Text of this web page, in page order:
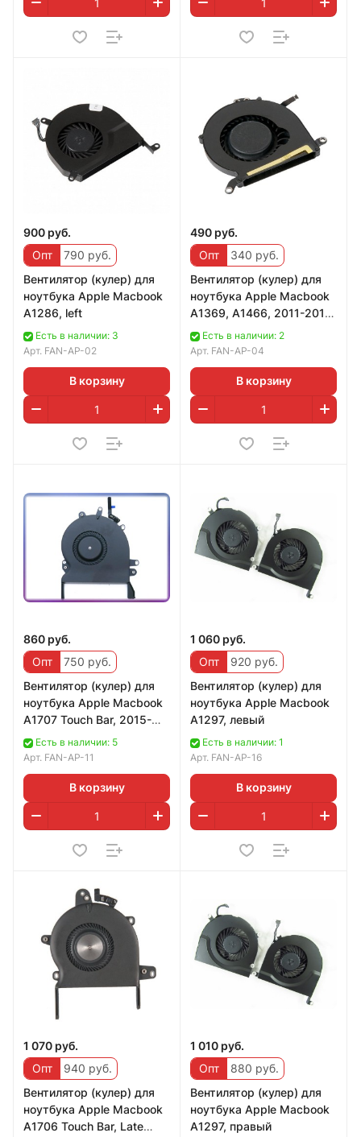
900 руб.
Опт
790 руб.
Вентилятор (кулер) для
ноутбука Apple Macbook
A1286, left
Есть в наличии: 3
Арт. FAN-AP-02
В корзину
490 руб.
Опт
340 руб.
Вентилятор (кулер) для
ноутбука Apple Macbook
A1369, A1466, 2011-2015
г. Есть в наличии: 2
Арт. FAN-AP-04
В корзину
860 руб.
Опт
750 руб.
Вентилятор (кулер) для
ноутбука Apple Macbook
A1707 Touch Bar, 2015-
2016, Right
Есть в наличии: 5
Арт. FAN-AP-11
В корзину
1 060 руб.
Опт
920 руб.
Вентилятор (кулер) для
ноутбука Apple Macbook
A1297, левый
Есть в наличии: 1
Арт. FAN-AP-16
В корзину
1 070 руб.
Опт
940 руб.
Вентилятор (кулер) для
ноутбука Apple Macbook
A1706 Touch Bar, Late
1 010 руб.
Опт
880 руб.
Вентилятор (кулер) для
ноутбука Apple Macbook
A1297, правый